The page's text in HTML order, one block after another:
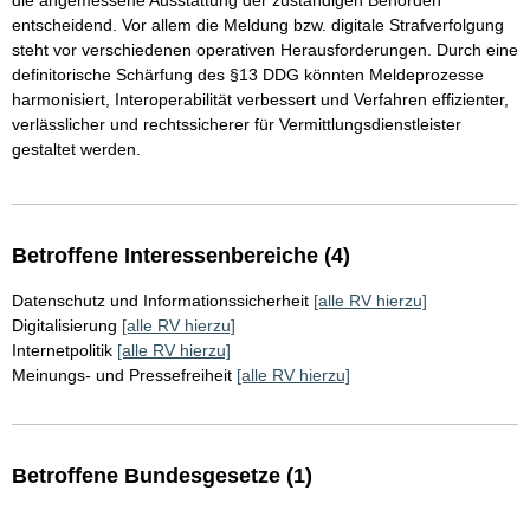
entscheidend. Vor allem die Meldung bzw. digitale Strafverfolgung
steht vor verschiedenen operativen Herausforderungen. Durch eine
definitorische Schärfung des §13 DDG könnten Meldeprozesse
harmonisiert, Interoperabilität verbessert und Verfahren effizienter,
verlässlicher und rechtssicherer für Vermittlungsdienstleister
gestaltet werden.
Betroffene Interessenbereiche (4)
Datenschutz und Informationssicherheit [alle RV hierzu]
Digitalisierung [alle RV hierzu]
Internetpolitik [alle RV hierzu]
Meinungs- und Pressefreiheit [alle RV hierzu]
Betroffene Bundesgesetze (1)